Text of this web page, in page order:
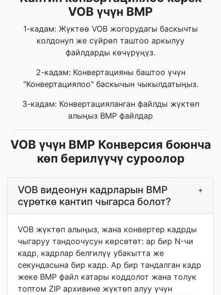
VOB үчүн BMP
1-кадам: Жүктөө VOB жогорудагы баскычты
колдонуп же сүйрөп таштоо аркылуу
файлдарды көчүрүңүз.
2-кадам: Конвертацияны баштоо үчүн
"Конвертациялоо" баскычын чыкылдатыңыз.
3-кадам: Конвертацияланган файлды жүктөп
алыңыз BMP файлдар
VOB үчүн BMP Конверсия боюнча
көп берилүүчү суроолор
VOB видеонун кадрларын BMP
сүрөткө кантип чыгарса болот?
+
VOB жүктөп алыңыз, жана конвертер кадрды
чыгаруу тандоочусун көрсөтөт: ар бир N-чи
кадр, кадрлар белгилүү убакытта же
секундасына бир кадр. Ар бир тандалган кадр
жеке BMP файл катары коддолот жана толук
топтом ZIP архивине жүктөп алуу үчүн